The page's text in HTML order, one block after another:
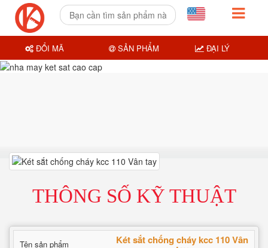
THÔNG SỐ KỸ THUẬT
Tên sản phẩm Két sắt chống cháy kcc 110 Vân
ĐỔI MÃ SẢN PHẨM ĐẠI LÝ